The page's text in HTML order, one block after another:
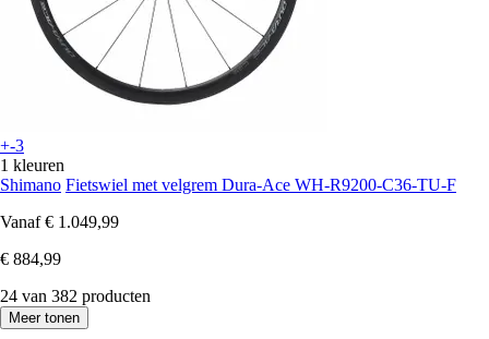
+-3
1 kleuren
Shimano Fietswiel met velgrem Dura-Ace WH-R9200-C36-TU-F
Vanaf € 1.049,99
€ 884,99
24 van 382 producten
Meer tonen